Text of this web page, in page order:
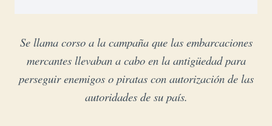
Se llama corso a la campaña que las embarcaciones
mercantes llevaban a cabo en la antigüedad para
perseguir enemigos o piratas con autorización de las
autoridades de su país.